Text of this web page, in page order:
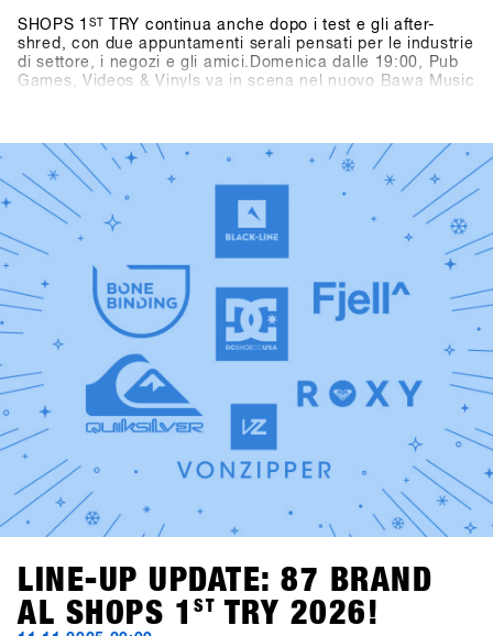
SHOPS 1 ST
TRY continua anche dopo i test e gli after-
shred, con due appuntamenti serali pensati per le industrie
di settore, i negozi e gli amici.Domenica dalle 19:00, Pub
Games, Videos & Vinyls va in scena nel nuovo Bawa Music
possono vincere gramdi premi.Lunedì dalle 21:00, due
vere leggende dello snowboard passano dietro alla
consolle: Fredi Kalbermatten e Gogo Gossner, alias DJ
Fredi K & DJock Norris. Il loro viaggio tra hip hop old-
school, funk e soul prende vita al Kosis Pub (Hotel Kosis,
Fügen).Due serate indimenticabili in due location diverse e
stimolanti, pensate come spazi di confronto, community,
divertimento e tempo condiviso lontano dalla neve.
LINE-UP UPDATE: 87 BRAND
AL SHOPS 1
ST TRY 2026!